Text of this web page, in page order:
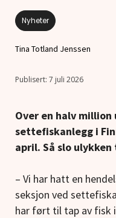
Nyheter
Tina Totland Jenssen
7 juli 2026
Over en halv million
settefiskanlegg i
april. Så slo
– Vi har hatt en
seksjon ved
har ført til tap av fisk